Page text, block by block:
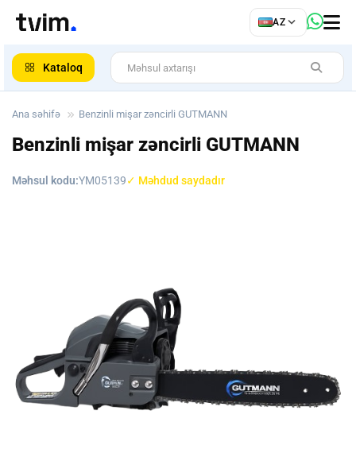
AZ
Kataloq
Ana səhifə Benzinli mişar zəncirli GUTMANN
Benzinli mişar zəncirli GUTMANN
Məhsul kodu:YM05139✓ Məhdud saydadır